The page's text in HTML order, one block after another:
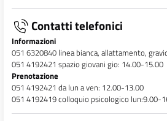
Contatti telefonici
Informazioni
051 6320840linea bianca, allattamento,
051 4192421 spazio giovani gio: 14.00-15.00
Prenotazione
051 4192421 da lun a ven: 12.00-13.00
051 4192419 colloquio psicologico lun:9.00-